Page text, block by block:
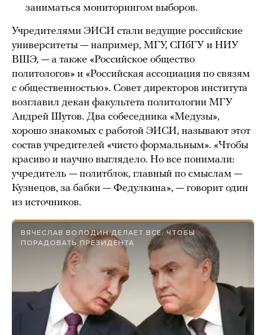
заниматься мониторингом выборов.
Учредителями ЭИСИ стали ведущие российские
университеты — например, МГУ, СПбГУ и НИУ
ВШЭ, — а также «Российское общество
политологов» и «Российская ассоциация по связям
с общественностью». Совет директоров института
возглавил декан факультета политологии МГУ
Андрей Шутов. Два собеседника «Медузы»,
хорошо знакомых с работой ЭИСИ, называют этот
состав учредителей «чисто формальным». «Чтобы
красиво и научно выглядело. Но все понимали:
учредитель — политблок, главный по смыслам —
Кузнецов, за бабки — Федулкина», — говорит один
из источников.
ВЯЧЕСЛАВ ВОЛОДИН ДЕЛАЕТ ВСЕ, ЧТОБЫ
ПОРАДОВАТЬ ПРЕЗИДЕНТА